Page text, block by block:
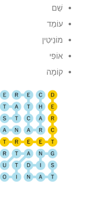
שֵׁם
עוֹמֵד
מוֹנֵיטִין
אוֹפִי
קוֹמָה